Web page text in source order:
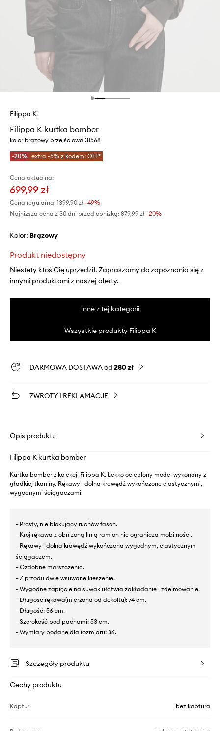
Filippa K
Filippa K kurtka bomber
kolor brązowy przejściowa 31568
-20% extra -5% z kodem: OFF*
Cena aktualna:
699,99 zł
Cena regularna: 1399,90 zł -49%
Najniższa cena z 30 dni przed obniżką: 879,99 zł -20%
Kolor: brązowy
Produkt niedostępny
Niestety ktoś Cię uprzedził. Zapraszamy do zapoznania się z
innymi produktami z naszej oferty.
Inne z tej kategorii
Wszystkie produkty Filippa K
DARMOWA DOSTAWA od 280 zł
ZWROTY I REKLAMACJE
Opis produktu
Filippa K kurtka bomber
Kurtka bomber z kolekcji Filippa K. Lekko ocieplony model wykonany z
gładkiej tkaniny. Rękawy i dolna krawędź wykończone elastycznymi,
wygodnymi ściągaczami.
- Prosty, nie blokujący ruchów fason.
- Krój rękawa z obniżoną linią ramion nie ogranicza mobilności.
- Rękawy i dolna krawędź wykończona wygodnym, elastycznym
ściągaczem.
- Ozdobne marszczenia.
- Z przodu dwie wsuwane kieszenie.
- Wygodne zapięcie na suwak ułatwia zakładanie i zdejmowanie.
- Długość rękawa(mierzona od dekoltu): 74 cm.
- Długość: 56 cm.
- Szerokość pod pachami: 53 cm.
- Wymiary podane dla rozmiaru: 36.
Szczegóły produktu
Cechy produktu
Kaptur bez kaptura